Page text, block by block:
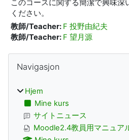
このコースに関する簡潔で興味深
ください。
教師/Teacher: F 投野由紀夫
教師/Teacher: F 望月源
Blokker
Navigasjon
Hjem
Mine kurs
サイトニュース
Moodle2.4教員用マニュア